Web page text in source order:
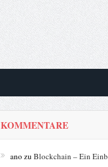
KOMMENTARE
ano zu Blockchain – Ein